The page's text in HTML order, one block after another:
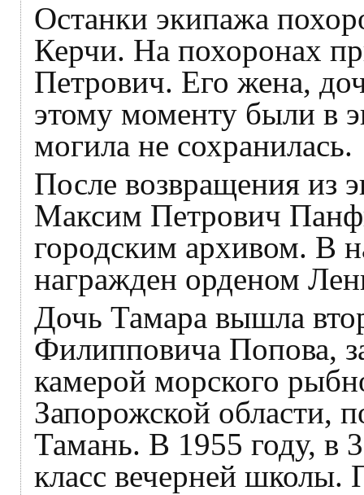
Останки экипажа
Керчи. На похоронах
Петрович. Его жена,
этому моменту были в
могила не сохранилась.
После возвращения из
Максим Петрович
городским архивом. В
награжден орденом
Дочь Тамара вышла
Филипповича Попова,
камерой морского
Запорожской области,
Тамань. В 1955 году, в
класс вечерней школы.